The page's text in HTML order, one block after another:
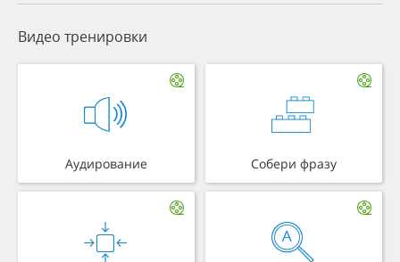
Видео тренировки
Аудирование Собери фразу